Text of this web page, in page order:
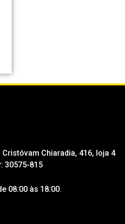
Chiaradia, 416, loja 4
30575-815
08:00 às 18:00.